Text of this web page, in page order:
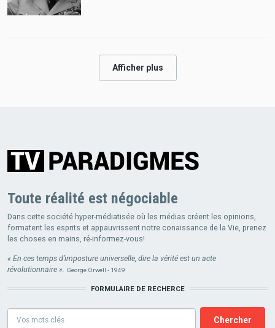
Afficher plus
Toute réalité est négociable
Dans cette société hyper-médiatisée où les médias créent les opinions,
formatent les esprits et appauvrissent notre conaissance de la Vie, prenez
les choses en mains, ré-informez-vous!
« En ces temps d’imposture universelle, dire la vérité est un acte
révolutionnaire ». George Orwell - 1949
FORMULAIRE DE RECHERCE
Formulaire